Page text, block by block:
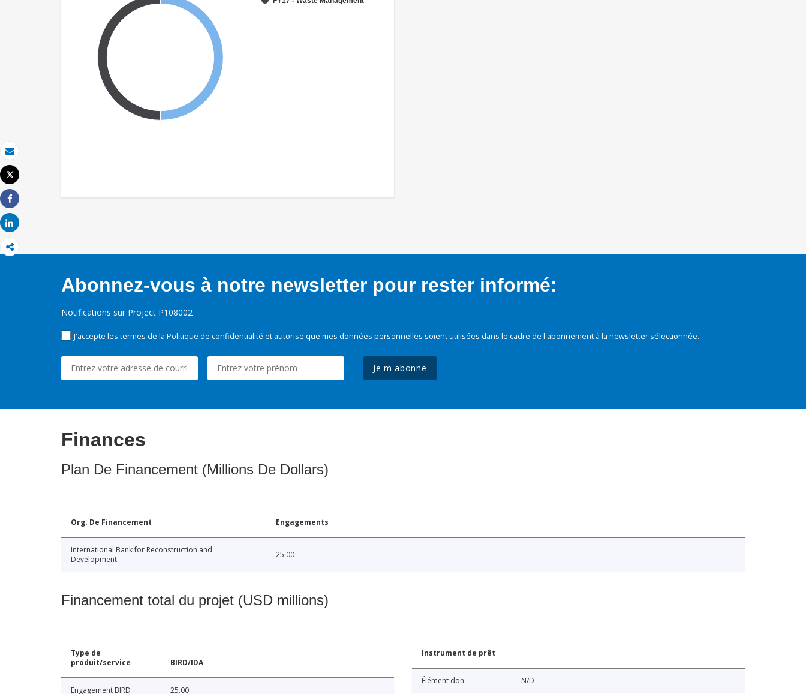
Email
Imprimer
Tweet
Share
Share
Abonnez-vous à notre newsletter pour rester informé:
Notifications sur Project P108002
J'accepte les termes de la Politique de confidentialité et autorise que mes données personnelles soient utilisées dans le cadre de l'abonnement à la newsletter sélectionnée.
Je m'abonne
Finances
Plan De Financement (Millions De Dollars)
Org. De Financement Engagements
International Bank for Reconstruction and
Development
25.00
Financement total du projet (USD millions)
Type de
produit/service
BIRD/IDA
Engagement BIRD 25.00
Instrument de prêt
Élément don N/D